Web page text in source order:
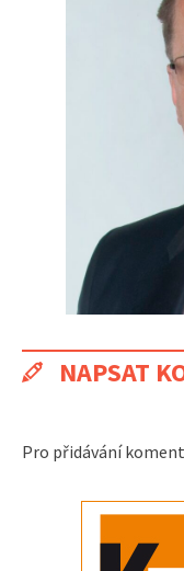
NAPSAT
Pro přidávání